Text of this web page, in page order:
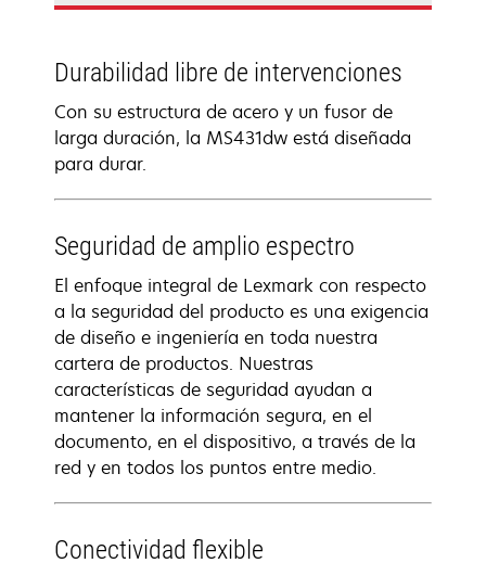
Durabilidad libre de intervenciones
Con su estructura de acero y un fusor de
larga duración, la MS431dw está diseñada
para durar.
Seguridad de amplio espectro
El enfoque integral de Lexmark con respecto
a la seguridad del producto es una exigencia
de diseño e ingeniería en toda nuestra
cartera de productos. Nuestras
características de seguridad ayudan a
mantener la información segura, en el
documento, en el dispositivo, a través de la
red y en todos los puntos entre medio.
Conectividad flexible